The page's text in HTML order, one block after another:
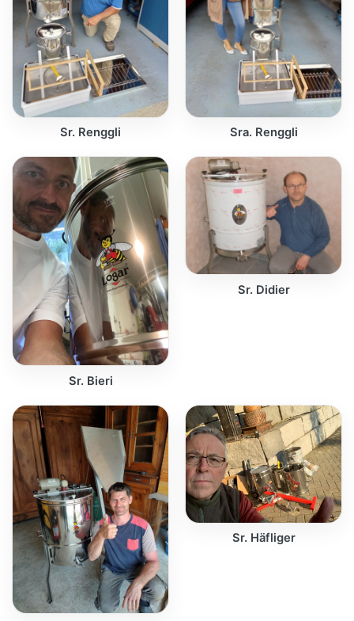
Sr. Renggli Sra. Renggli
Sr. Bieri
Sr. Didier
Sr. Häfliger